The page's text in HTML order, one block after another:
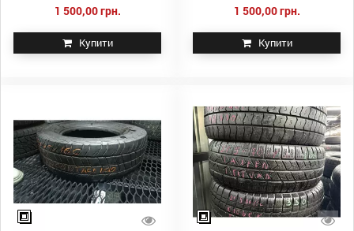
1 500,00 грн.
Купити
1 500,00 грн.
Купити